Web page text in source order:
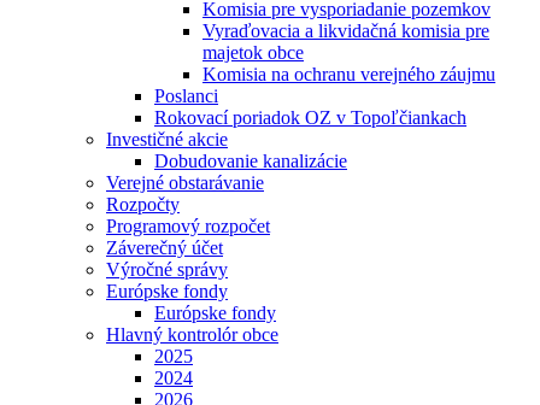
Komisia pre vysporiadanie pozemkov
Vyraďovacia a likvidačná komisia pre
majetok obce
Komisia na ochranu verejného záujmu
Poslanci
Rokovací poriadok OZ v Topoľčiankach
Investičné akcie
Dobudovanie kanalizácie
Verejné obstarávanie
Rozpočty
Programový rozpočet
Záverečný účet
Výročné správy
Európske fondy
Európske fondy
Hlavný kontrolór obce
2025
2024
2026